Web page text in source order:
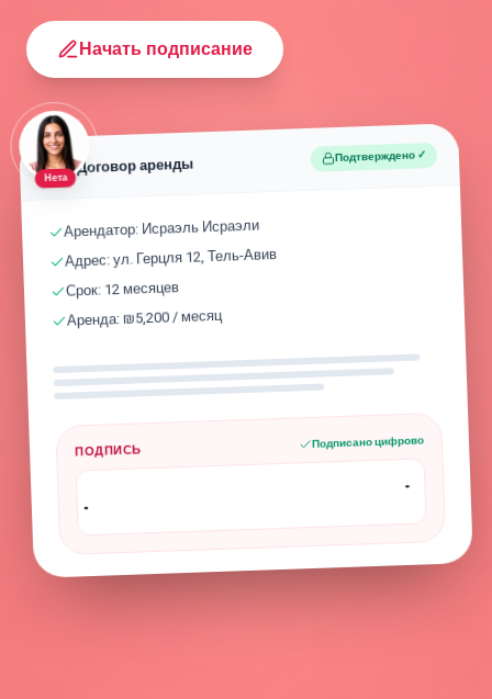
Начать подписание
Договор аренды Подтверждено ✓
Арендатор: Исраэль Исраэли
Адрес: ул. Герцля 12, Тель-Авив
Срок: 12 месяцев
Аренда: ₪5,200 / месяц
ПОДПИСЬ Подписано цифрово
Нета